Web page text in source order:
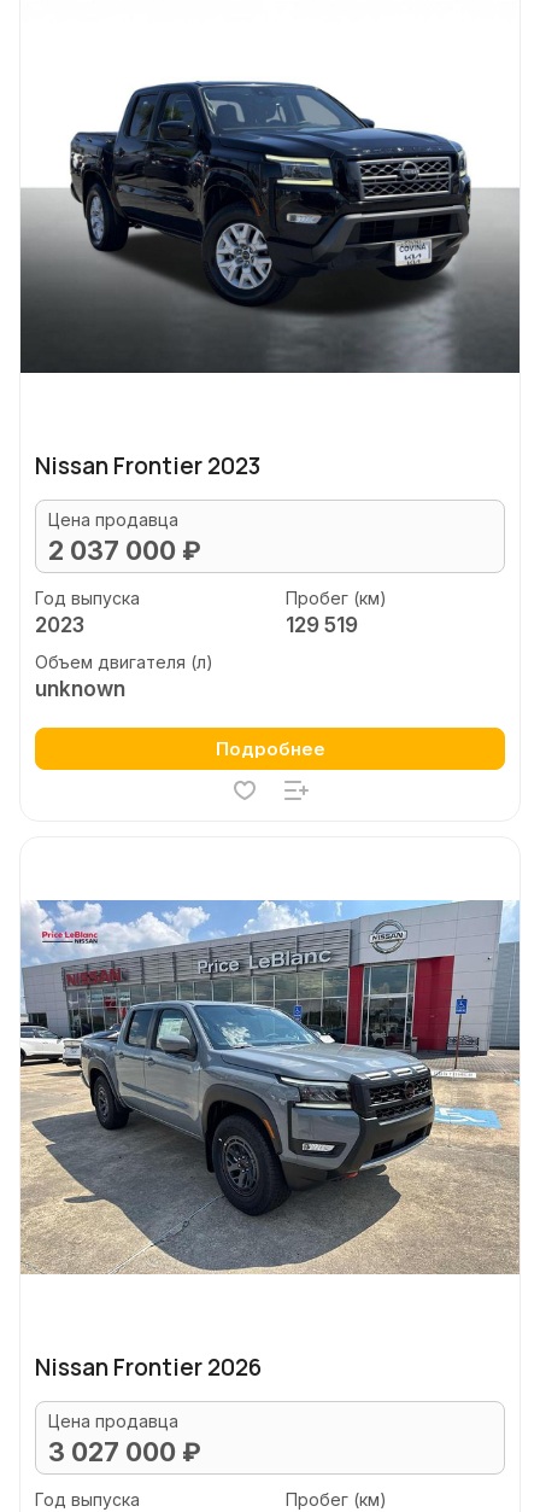
Nissan Frontier 2023
Цена продавца
2 037 000 ₽
Год выпуска
2023
Пробег (км)
129 519
Объем двигателя (л)
unknown
Подробнее
Nissan Frontier 2026
Цена продавца
3 027 000 ₽
Год выпуска Пробег (км)